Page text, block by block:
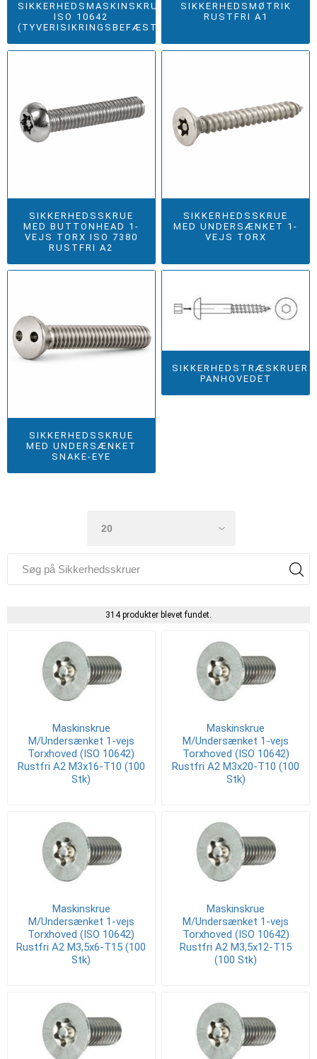
SIKKERHEDSMASKINSKRUE
ISO 10642
(TYVERISIKRINGSBEFÆSTIGELSE)
SIKKERHEDSMØTRIK
RUSTFRI A1
SIKKERHEDSSKRUE
MED BUTTONHEAD 1-
VEJS TORX ISO 7380
RUSTFRI A2
SIKKERHEDSSKRUE
MED UNDERSÆNKET 1-
VEJS TORX
SIKKERHEDSSKRUE
MED UNDERSÆNKET
SNAKE-EYE
SIKKERHEDSTRÆSKRUER
PANHOVEDET
314 produkter blevet fundet.
Maskinskrue
M/Undersænket 1-vejs
Torxhoved (ISO 10642)
Rustfri A2 M3x16-T10 (100
Stk)
Maskinskrue
M/Undersænket 1-vejs
Torxhoved (ISO 10642)
Rustfri A2 M3x20-T10 (100
Stk)
Maskinskrue
M/Undersænket 1-vejs
Torxhoved (ISO 10642)
Rustfri A2 M3,5x6-T15 (100
Stk)
Maskinskrue
M/Undersænket 1-vejs
Torxhoved (ISO 10642)
Rustfri A2 M3,5x12-T15
(100 Stk)